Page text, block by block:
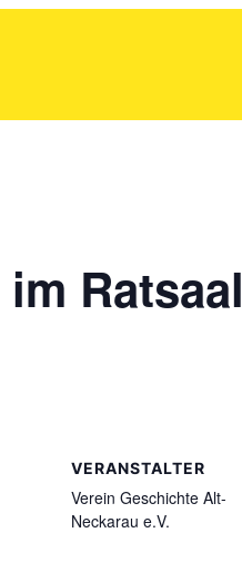
Ratsaal
VERANSTALTER
Verein Geschichte Alt-
Neckarau e.V.